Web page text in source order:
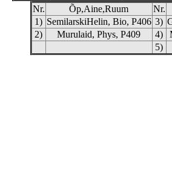
Nr.
Õp,Aine,Ruum
Nr.
1) SemilarskiHelin, Bio, P406 3)
2)
Murulaid, Phys, P409 4)
5)